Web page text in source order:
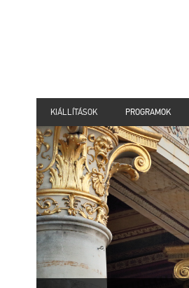
KIÁLLÍTÁSOK PROGRAMOK